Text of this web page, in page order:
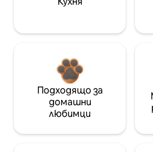
Подходящо за
домашни
любимци